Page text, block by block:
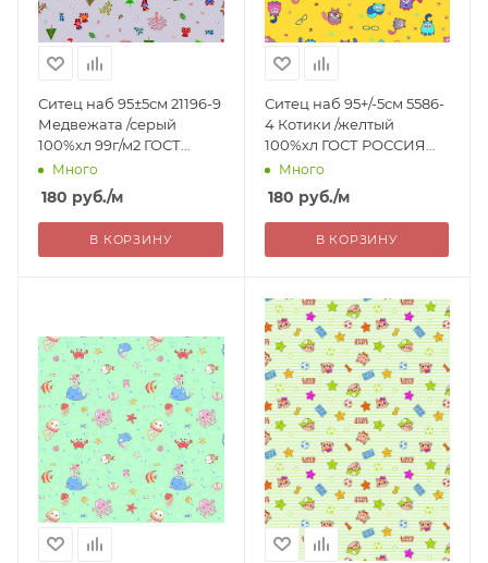
Ситец наб 95±5см 21196-9
Медвежата /серый
100%хл 99г/м2 ГОСТ
РОССИЯ 180=
Много
180 руб./м
В КОРЗИНУ
Ситец наб 95+/-5см 5586-
4 Котики /желтый
100%хл ГОСТ РОССИЯ
180=Много
180 руб./м
В КОРЗИНУ